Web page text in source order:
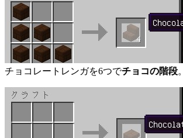
チョコレートレンガを6つでチョコの階段。